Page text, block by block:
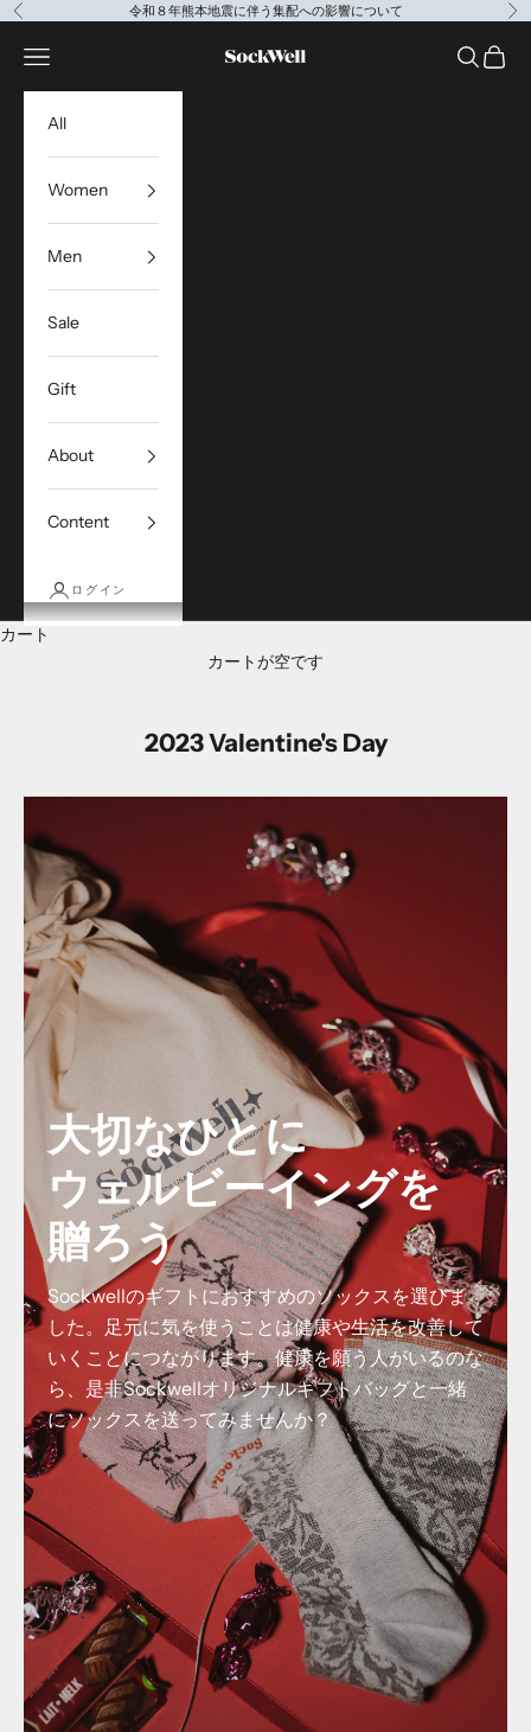
コンテンツへスキップ
前へ 令和８年熊本地震に伴う集配への影響について 次
Sockwell Japan
メニューを開く 検索を開
カー
All
Women
Men
Sale
Gift
About
Content
ログイン
カート
カートが空です
2023 Valentine's Day
大切なひとに
ウェルビーイングを
贈ろう
Sockwellのギフトにおすすめのソックスを選びま
した。足元に気を使うことは健康や生活を改善して
いくことにつながります。健康を願う人がいるのな
ら、是非Sockwellオリジナルギフトバッグと一緒
にソックスを送ってみませんか？